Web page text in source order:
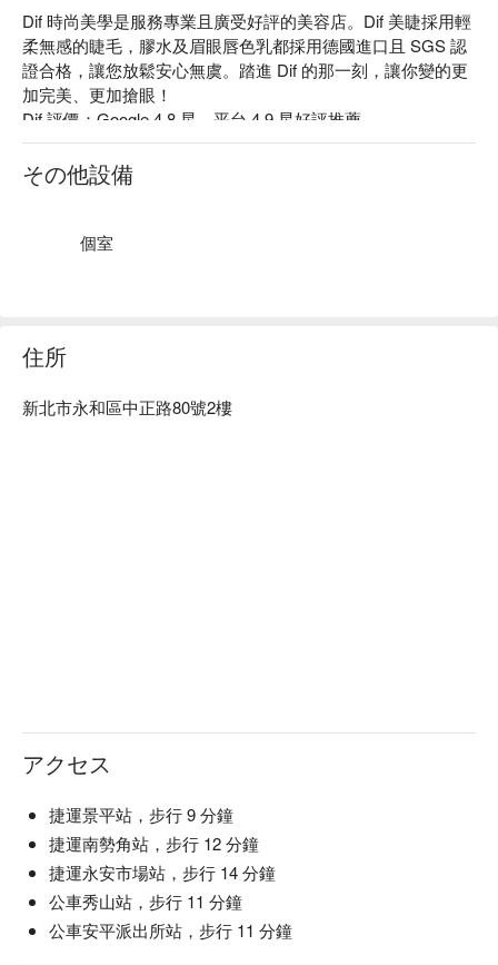
Dif 時尚美學是服務專業且廣受好評的美容店。Dif 美睫採用輕
柔無感的睫毛，膠水及眉眼唇色乳都採用德國進口且 SGS 認
證合格，讓您放鬆安心無虞。踏進 Dif 的那一刻，讓你變的更
加完美、更加搶眼！
Dif 評價：Google 4.8 星、平台 4.9 星好評推薦
Dif 服務：霧眉、野生眉、山茶花美睫、手部凝膠設計款等服
務。
Dif 推薦：Dif 擁有專業以及具備 15 年以上經驗的美睫師、美
眉，以及美睫，讓您五官更加立體有型。
その他設備
個室
住所
新北市永和區中正路80號2樓
アクセス
捷運景平站，步行 9 分鐘
捷運南勢角站，步行 12 分鐘
捷運永安市場站，步行 14 分鐘
公車秀山站，步行 11 分鐘
公車安平派出所站，步行 11 分鐘